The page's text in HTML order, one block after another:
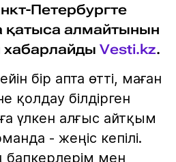
Петербургте
қатыса алмайтынын
хабарлайды Vesti.kz.
бір апта өтті, маған
қолдау білдірген
үлкен алғыс айтқым
- жеңіс кепілі.
бапкерлерім мен